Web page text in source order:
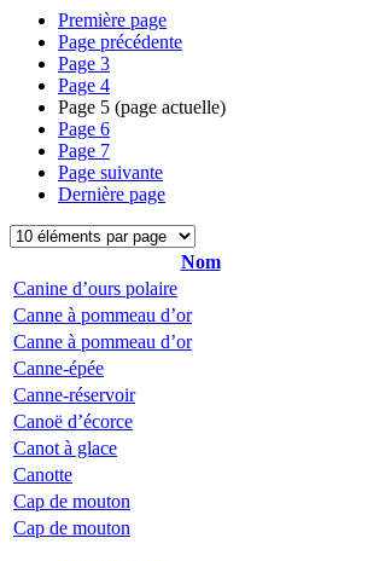
Première page
Page précédente
Page 3
Page 4
Page 5 (page actuelle)
Page 6
Page 7
Page suivante
Dernière page
Nom
Canine d’ours polaire
Canne à pommeau d’or
Canne à pommeau d’or
Canne-épée
Canne-réservoir
Canoë d’écorce
Canot à glace
Canotte
Cap de mouton
Cap de mouton